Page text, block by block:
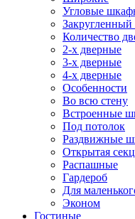
Угловые
Закругленный
Количество
2-х дверные
3-х дверные
4-х дверные
Особенности
Во всю стену
Встроенные
Под потолок
Раздвижные
Открытая
Распашные
Гардероб
Для
Эконом
Гостиные